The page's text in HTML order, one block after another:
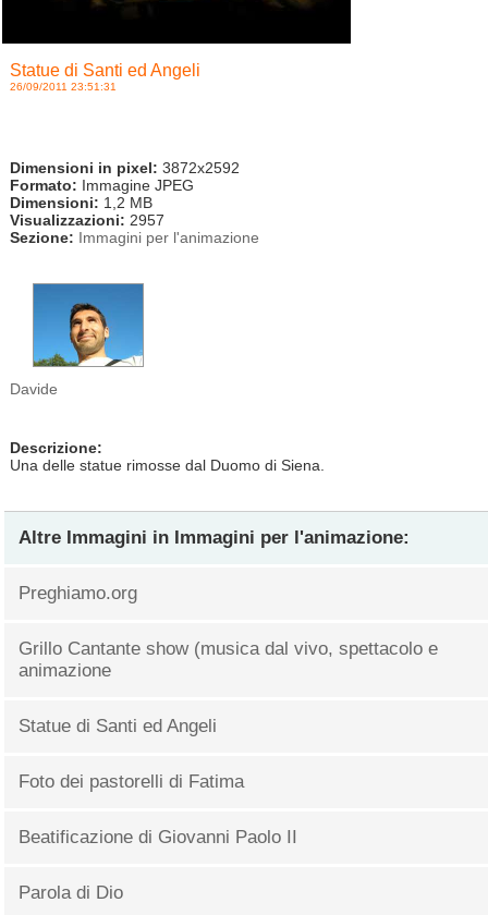
Statue di Santi ed Angeli
26/09/2011 23:51:31
Dimensioni in pixel: 3872x2592
Formato: Immagine JPEG
Dimensioni: 1,2 MB
Visualizzazioni: 2957
Sezione: Immagini per l'animazione
Davide
Descrizione:
Una delle statue rimosse dal Duomo di Siena.
Altre Immagini in Immagini per l'animazione:
Preghiamo.org
Grillo Cantante show (musica dal vivo, spettacolo e
animazione
Statue di Santi ed Angeli
Foto dei pastorelli di Fatima
Beatificazione di Giovanni Paolo II
Parola di Dio